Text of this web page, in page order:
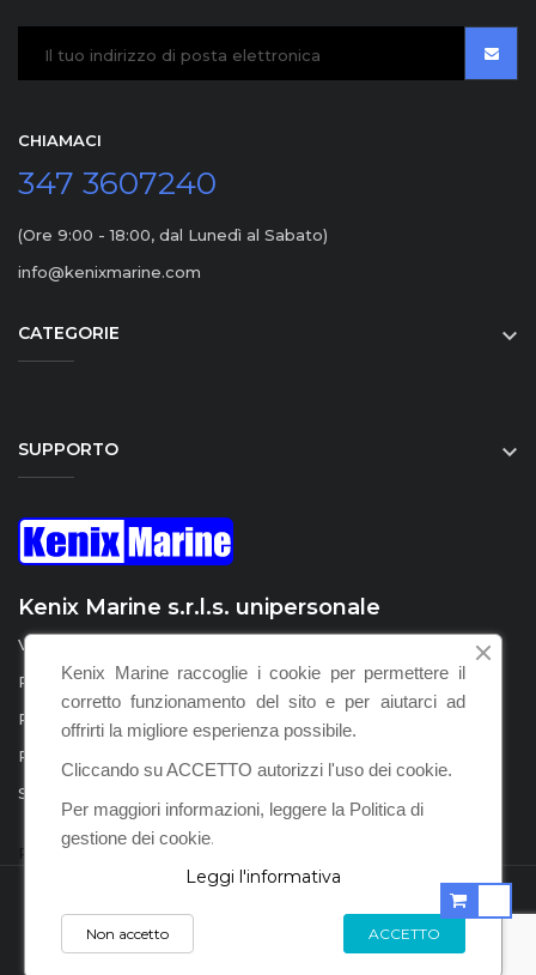
CHIAMACI
347 3607240
(Ore 9:00 - 18:00, dal Lunedì al Sabato)
info@kenixmarine.com
CATEGORIE 
SUPPORTO 
Kenix Marine s.r.l.s. unipersonale
Via della Marcigliana 532 - 00139 Roma (RM)
P.I. / C.F. : IT15555231008
REA : RM – 1598924
PEC :
SDI : KRRH6B9
Privacy Policy
Kenix Marine raccoglie i cookie per permettere il
corretto funzionamento del sito e per aiutarci ad
offrirti la migliore esperienza possibile.
Cliccando su ACCETTO autorizzi l'uso dei cookie.
Per maggiori informazioni, leggere la Politica di
gestione dei cookie.
Leggi l'informativa
ACCETTO
Non accetto